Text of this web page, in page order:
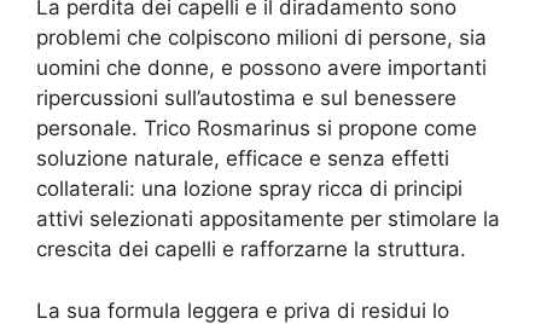
La perdita dei capelli e il diradamento sono
problemi che colpiscono milioni di persone, sia
uomini che donne, e possono avere importanti
ripercussioni sull’autostima e sul benessere
personale. Trico Rosmarinus si propone come
soluzione naturale, efficace e senza effetti
collaterali: una lozione spray ricca di principi
attivi selezionati appositamente per stimolare la
crescita dei capelli e rafforzarne la struttura.
La sua formula leggera e priva di residui lo